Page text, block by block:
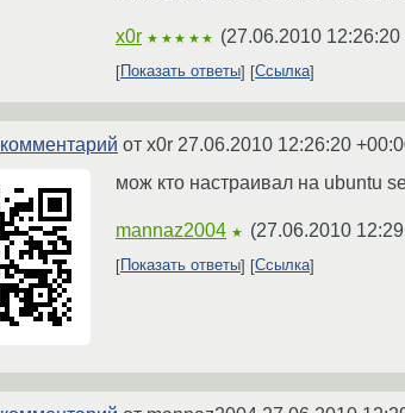
x0r ★★★★★ (27.06.2010 12:26:20
Показать ответы Ссылка
комментарий от x0r 27.06.2010 12:26:20
мож кто настраивал на ubuntu
mannaz2004 ★ (27.06.2010
Показать ответы
Ссылка